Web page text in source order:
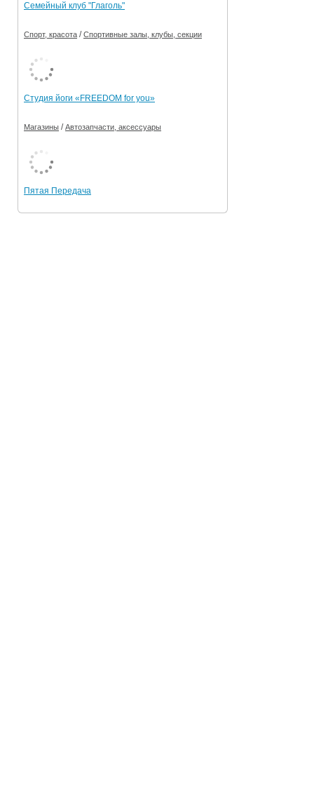
Семейный клуб "Глаголь"
Спорт, красота /Спортивные залы, клубы, секции
Студия йоги «FREEDOM for you»
Магазины /Автозапчасти, аксессуары
Пятая Передача